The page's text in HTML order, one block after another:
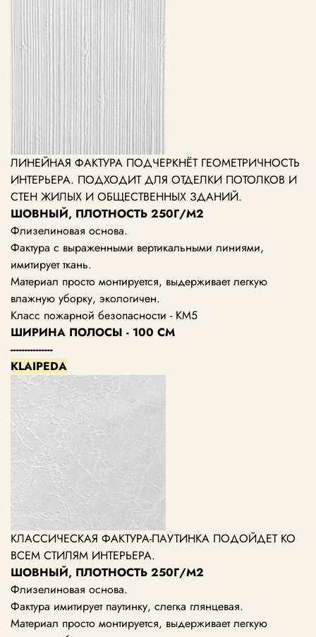
ЛИНЕЙНАЯ ФАКТУРА ПОДЧЕРКНЁТ ГЕОМЕТРИЧНОСТЬ
ИНТЕРЬЕРА. ПОДХОДИТ ДЛЯ ОТДЕЛКИ ПОТОЛКОВ И
СТЕН ЖИЛЫХ И ОБЩЕСТВЕННЫХ ЗДАНИЙ.
ШОВНЫЙ, ПЛОТНОСТЬ 250Г/М2
Флизелиновая основа.
Фактура с выраженными вертикальными линиями,
имитирует ткань.
Материал просто монтируется, выдерживает легкую
влажную уборку, экологичен.
Класс пожарной безопасности - КМ5
ШИРИНА ПОЛОСЫ - 100 СМ
---------------
KLAIPEDA
КЛАССИЧЕСКАЯ ФАКТУРА-ПАУТИНКА ПОДОЙДЕТ КО
ВСЕМ СТИЛЯМ ИНТЕРЬЕРА.
ШОВНЫЙ, ПЛОТНОСТЬ 250Г/М2
Флизелиновая основа.
Фактура имитирует паутинку, слегка глянцевая.
Материал просто монтируется, выдерживает легкую